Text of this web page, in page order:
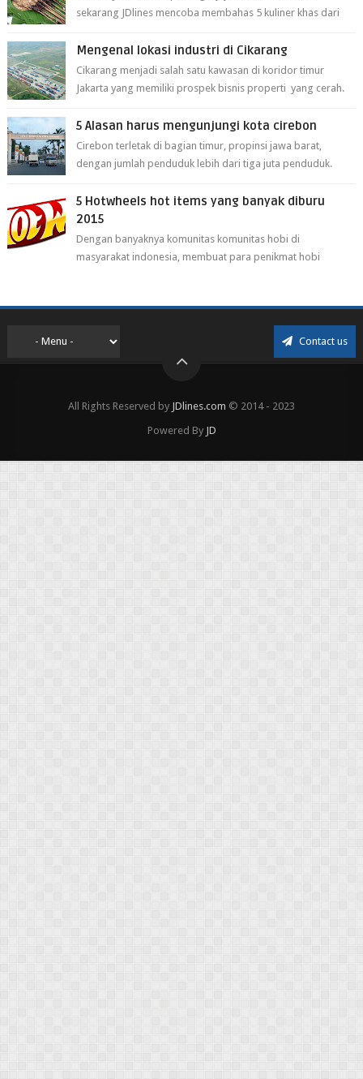
sekarang JDlines mencoba membahas 5 kuliner khas dari
Mengenal lokasi industri di Cikarang
Cikarang menjadi salah satu kawasan di koridor timur
Jakarta yang memiliki prospek bisnis properti yang cerah.
5 Alasan harus mengunjungi kota cirebon
Cirebon terletak di bagian timur, propinsi jawa barat,
dengan jumlah penduduk lebih dari tiga juta penduduk.
5 Hotwheels hot items yang banyak diburu
2015
Dengan banyaknya komunitas komunitas hobi di
masyarakat indonesia, membuat para penikmat hobi
Contact us
All Rights Reserved by JDlines.com © 2014 - 2023
Powered By JD